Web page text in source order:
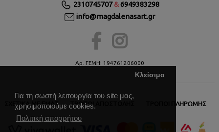
Για τη σωστή λειτουργία του site μας,
χρησιμοποιούμε cookies.
Πολιτική απορρήτου
Κλείσιμο
2310745707&6949383298
info@magdalenasart.gr
Αρ. ΓΕΜΗ: 194761206000
ΣΧΕΤΙΚΆ ΜΕ ΕΜΆΣ ΤΡΌΠΟΙ ΑΠΟΣΤΟΛΉΣ ΤΡΌΠΟΙ ΠΛΗΡΩΜΉΣ